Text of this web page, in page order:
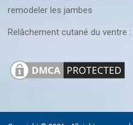
remodeler les jambes
Relâchement cutané du ventre